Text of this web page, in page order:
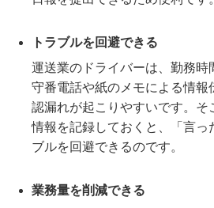
トラブルを回避できる
運送業のドライバーは、勤務時
守番電話や紙のメモによる情報
認漏れが起こりやすいです。そ
情報を記録しておくと、「言っ
ブルを回避できるのです。
業務量を削減できる